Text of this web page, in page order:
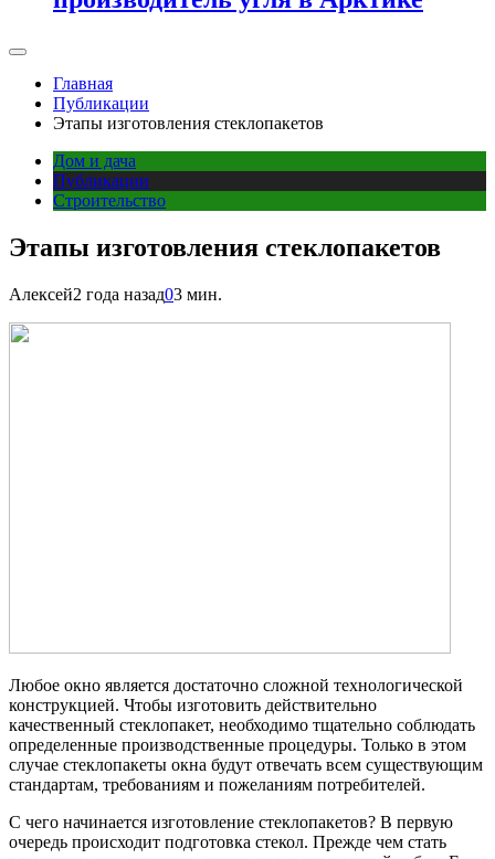
Главная
Публикации
Этапы изготовления стеклопакетов
Дом и дача
Публикации
Строительство
Этапы изготовления стеклопакетов
Алексей2 года назад03 мин.
Любое окно является достаточно сложной технологической
конструкцией. Чтобы изготовить действительно
качественный стеклопакет, необходимо тщательно соблюдать
определенные производственные процедуры. Только в этом
случае стеклопакеты окна будут отвечать всем существующим
стандартам, требованиям и пожеланиям потребителей.
С чего начинается изготовление стеклопакетов? В первую
очередь происходит подготовка стекол. Прежде чем стать